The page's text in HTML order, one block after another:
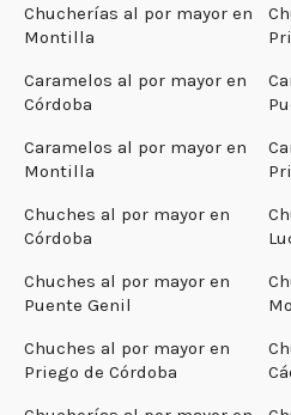
Chucherías al por mayor en
Montilla
Caramelos al por mayor en
Córdoba
Caramelos al por mayor en
Montilla
Chuches al por mayor en
Córdoba
Chuches al por mayor en
Puente Genil
Chuches al por mayor en
Priego de Córdoba